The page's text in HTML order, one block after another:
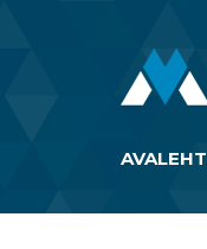
AVALEHT